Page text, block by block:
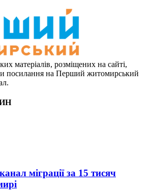
матеріалів, розміщених на сайті,
посилання на Перший житомирський
міграції за 15 тисяч